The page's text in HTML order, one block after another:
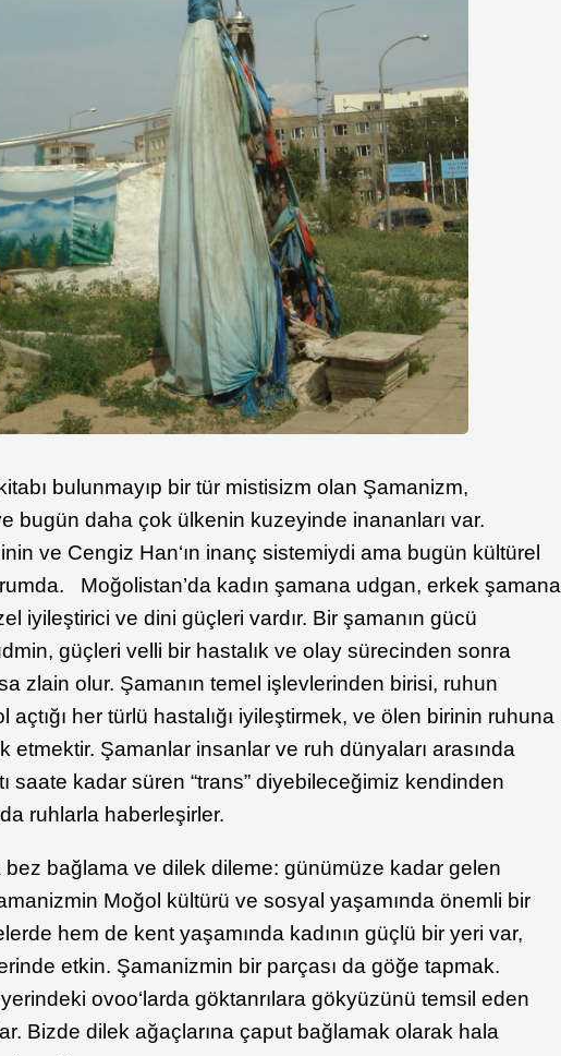
bulunmayıp bir tür mistisizm olan Şamanizm,
bugün daha çok ülkenin kuzeyinde inananları var.
ve Cengiz Han‘ın inanç sistemiydi ama bugün kültürel
Moğolistan’da kadın şamana udgan, erkek şamana
iyileştirici ve dini güçleri vardır. Bir şamanın gücü
güçleri velli bir hastalık ve olay sürecinden sonra
zlain olur. Şamanın temel işlevlerinden birisi, ruhun
açtığı her türlü hastalığı iyileştirmek, ve ölen birinin ruhuna
etmektir. Şamanlar insanlar ve ruh dünyaları arasında
saate kadar süren “trans” diyebileceğimiz kendinden
ruhlarla haberleşirler.
bağlama ve dilek dileme: günümüze kadar gelen
Moğol kültürü ve sosyal yaşamında önemli bir
hem de kent yaşamında kadının güçlü bir yeri var,
etkin. Şamanizmin bir parçası da göğe tapmak.
ovoo‘larda göktanrılara gökyüzünü temsil eden
Bizde dilek ağaçlarına çaput bağlamak olarak hala